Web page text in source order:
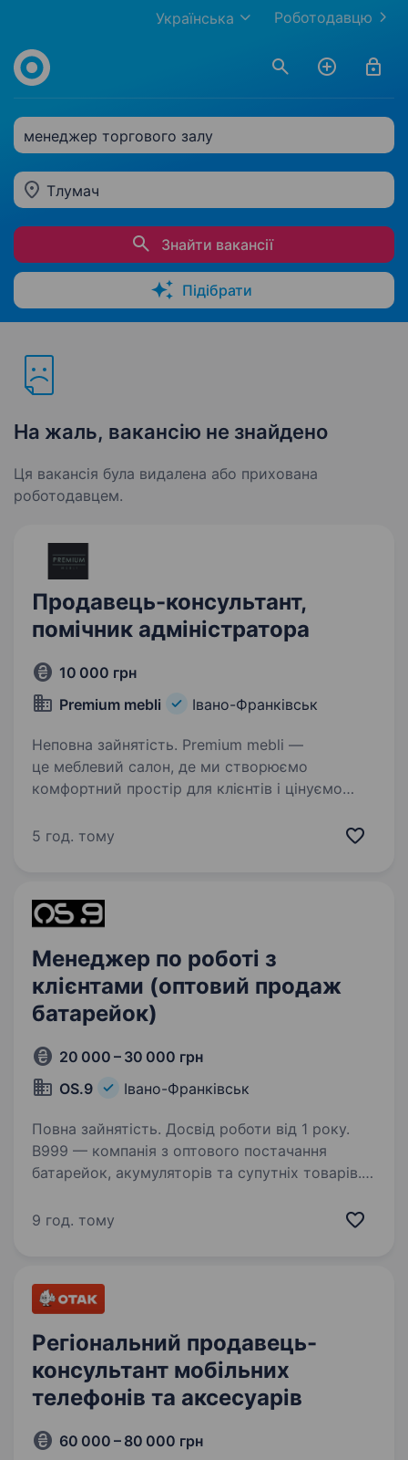
Роботодавцю
Українська
менеджер торгового залу
Тлумач
Знайти вакансії
Підібрати
На жаль, вакансію не знайдено
Ця вакансія була видалена або прихована
роботодавцем.
Продавець-консультант,
помічник адміністратора
10 000 грн
Premium mebli
Івано-Франківськ
Неповна зайнятість. Premium mebli —
це меблевий салон, де ми створюємо
комфортний простір для клієнтів і цінуємо
Ми шукаємо Помічника адміністратора
5 год. тому
Менеджер по роботі з
клієнтами (оптовий продаж
батарейок)
20 000 – 30 000 грн
OS.9
Івано-Франківськ
Повна зайнятість. Досвід роботи від 1 року.
B999 — компанія з оптового постачання
батарейок, акумуляторів та супутніх товарів.
та розвиваємо напрямок оптових продажів.
9 год. тому
Регіональний продавець-
консультант мобільних
телефонів та аксесуарів
60 000 – 80 000 грн